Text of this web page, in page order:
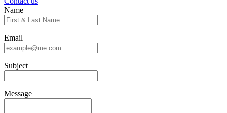
Name
Email
Subject
Message